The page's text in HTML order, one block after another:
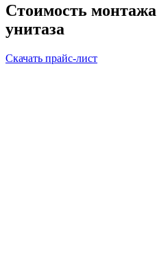
Стоимость
унитаза
Скачать прайс-лист